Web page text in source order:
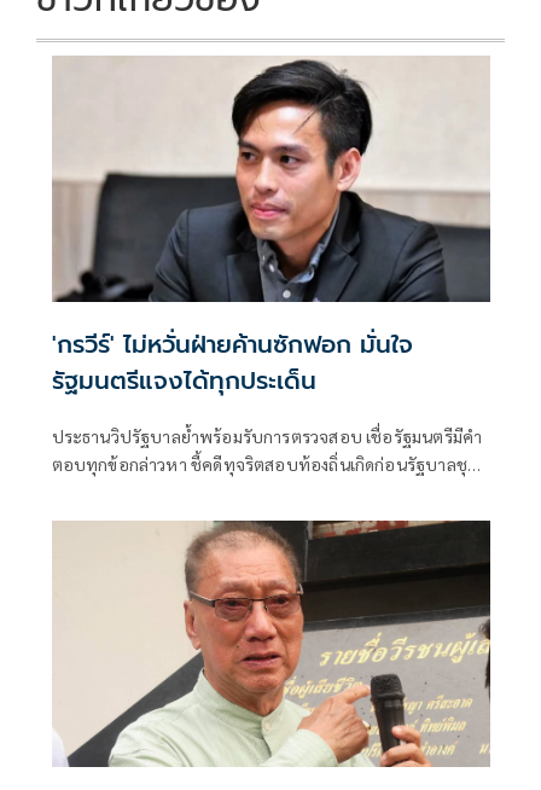
'กรวีร์' ไม่หวั่นฝ่ายค้านซักฟอก มั่นใจ
รัฐมนตรีแจงได้ทุกประเด็น
ประธานวิปรัฐบาลย้ำพร้อมรับการตรวจสอบ เชื่อรัฐมนตรีมีคำ
ตอบทุกข้อกล่าวหา ชี้คดีทุจริตสอบท้องถิ่นเกิดก่อนรัฐบาลชุด
รัฐมนตรีและรัฐมนตรีพรรคภูมิใจไทย